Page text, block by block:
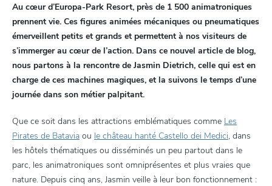
Au cœur d’Europa-Park Resort, près de 1 500 animatroniques
prennent vie. Ces figures animées mécaniques ou pneumatiques
émerveillent petits et grands et permettent à nos visiteurs de
s’immerger au cœur de l’action. Dans ce nouvel article de blog,
nous partons à la rencontre de Jasmin Dietrich, celle qui est en
charge de ces machines magiques, et la suivons le temps d’une
journée dans son métier palpitant.
Que ce soit dans les attractions emblématiques comme Les
Pirates de Batavia ou le château hanté Castello dei Medici, dans
les hôtels thématiques ou disséminés un peu partout dans le
parc, les animatroniques sont omniprésentes et plus vraies que
nature. Depuis cinq ans, Jasmin veille à leur bon fonctionnement :